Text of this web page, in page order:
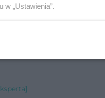
w „Ustawienia”.